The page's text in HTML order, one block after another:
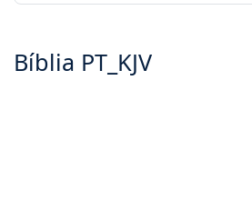
Bíblia PT_KJV